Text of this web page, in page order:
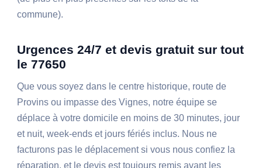
commune).
Urgences 24/7 et devis gratuit sur tout
le 77650
Que vous soyez dans le centre historique, route de
Provins ou impasse des Vignes, notre équipe se
déplace à votre domicile en moins de 30 minutes, jour
et nuit, week-ends et jours fériés inclus. Nous ne
facturons pas le déplacement si vous nous confiez la
réparation, et le devis est toujours remis avant les